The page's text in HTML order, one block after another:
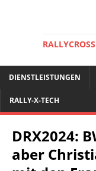
DIENSTLEISTUNGEN
RALLY-X-TECH
DRX2024:
aber